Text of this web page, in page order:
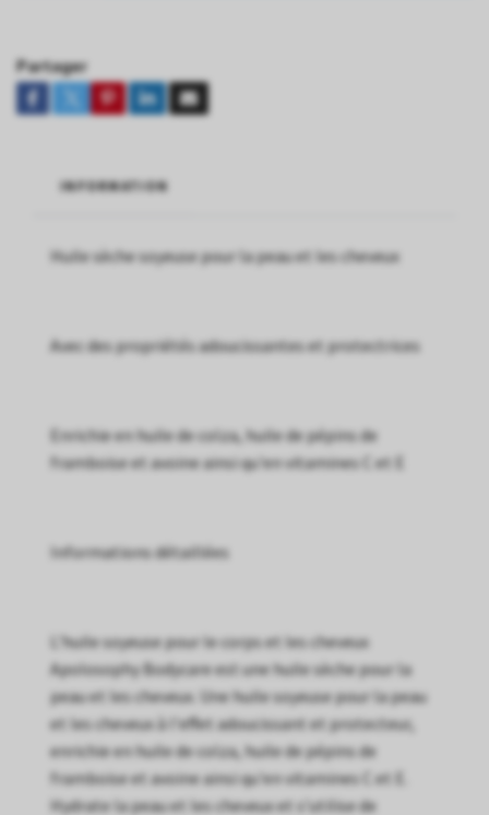
Partager
INFORMATION
Huile sèche soyeuse pour la peau et les cheveux
Avec des propriétés adoucissantes et protectrices
Enrichie en huile de colza, huile de pépins de
framboise et avoine ainsi qu'en vitamines C et E
Informations détaillées
L'huile soyeuse pour le corps et les cheveux
Apolosophy Bodycare est une huile sèche pour la
peau et les cheveux. Une huile soyeuse pour la peau
et les cheveux à l'effet adoucissant et protecteur,
enrichie en huile de colza, huile de pépins de
framboise et avoine ainsi qu'en vitamines C et E.
Hydrate la peau et les cheveux et s'utilise de